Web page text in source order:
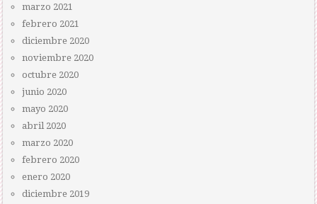
marzo 2021
febrero 2021
diciembre 2020
noviembre 2020
octubre 2020
junio 2020
mayo 2020
abril 2020
marzo 2020
febrero 2020
enero 2020
diciembre 2019